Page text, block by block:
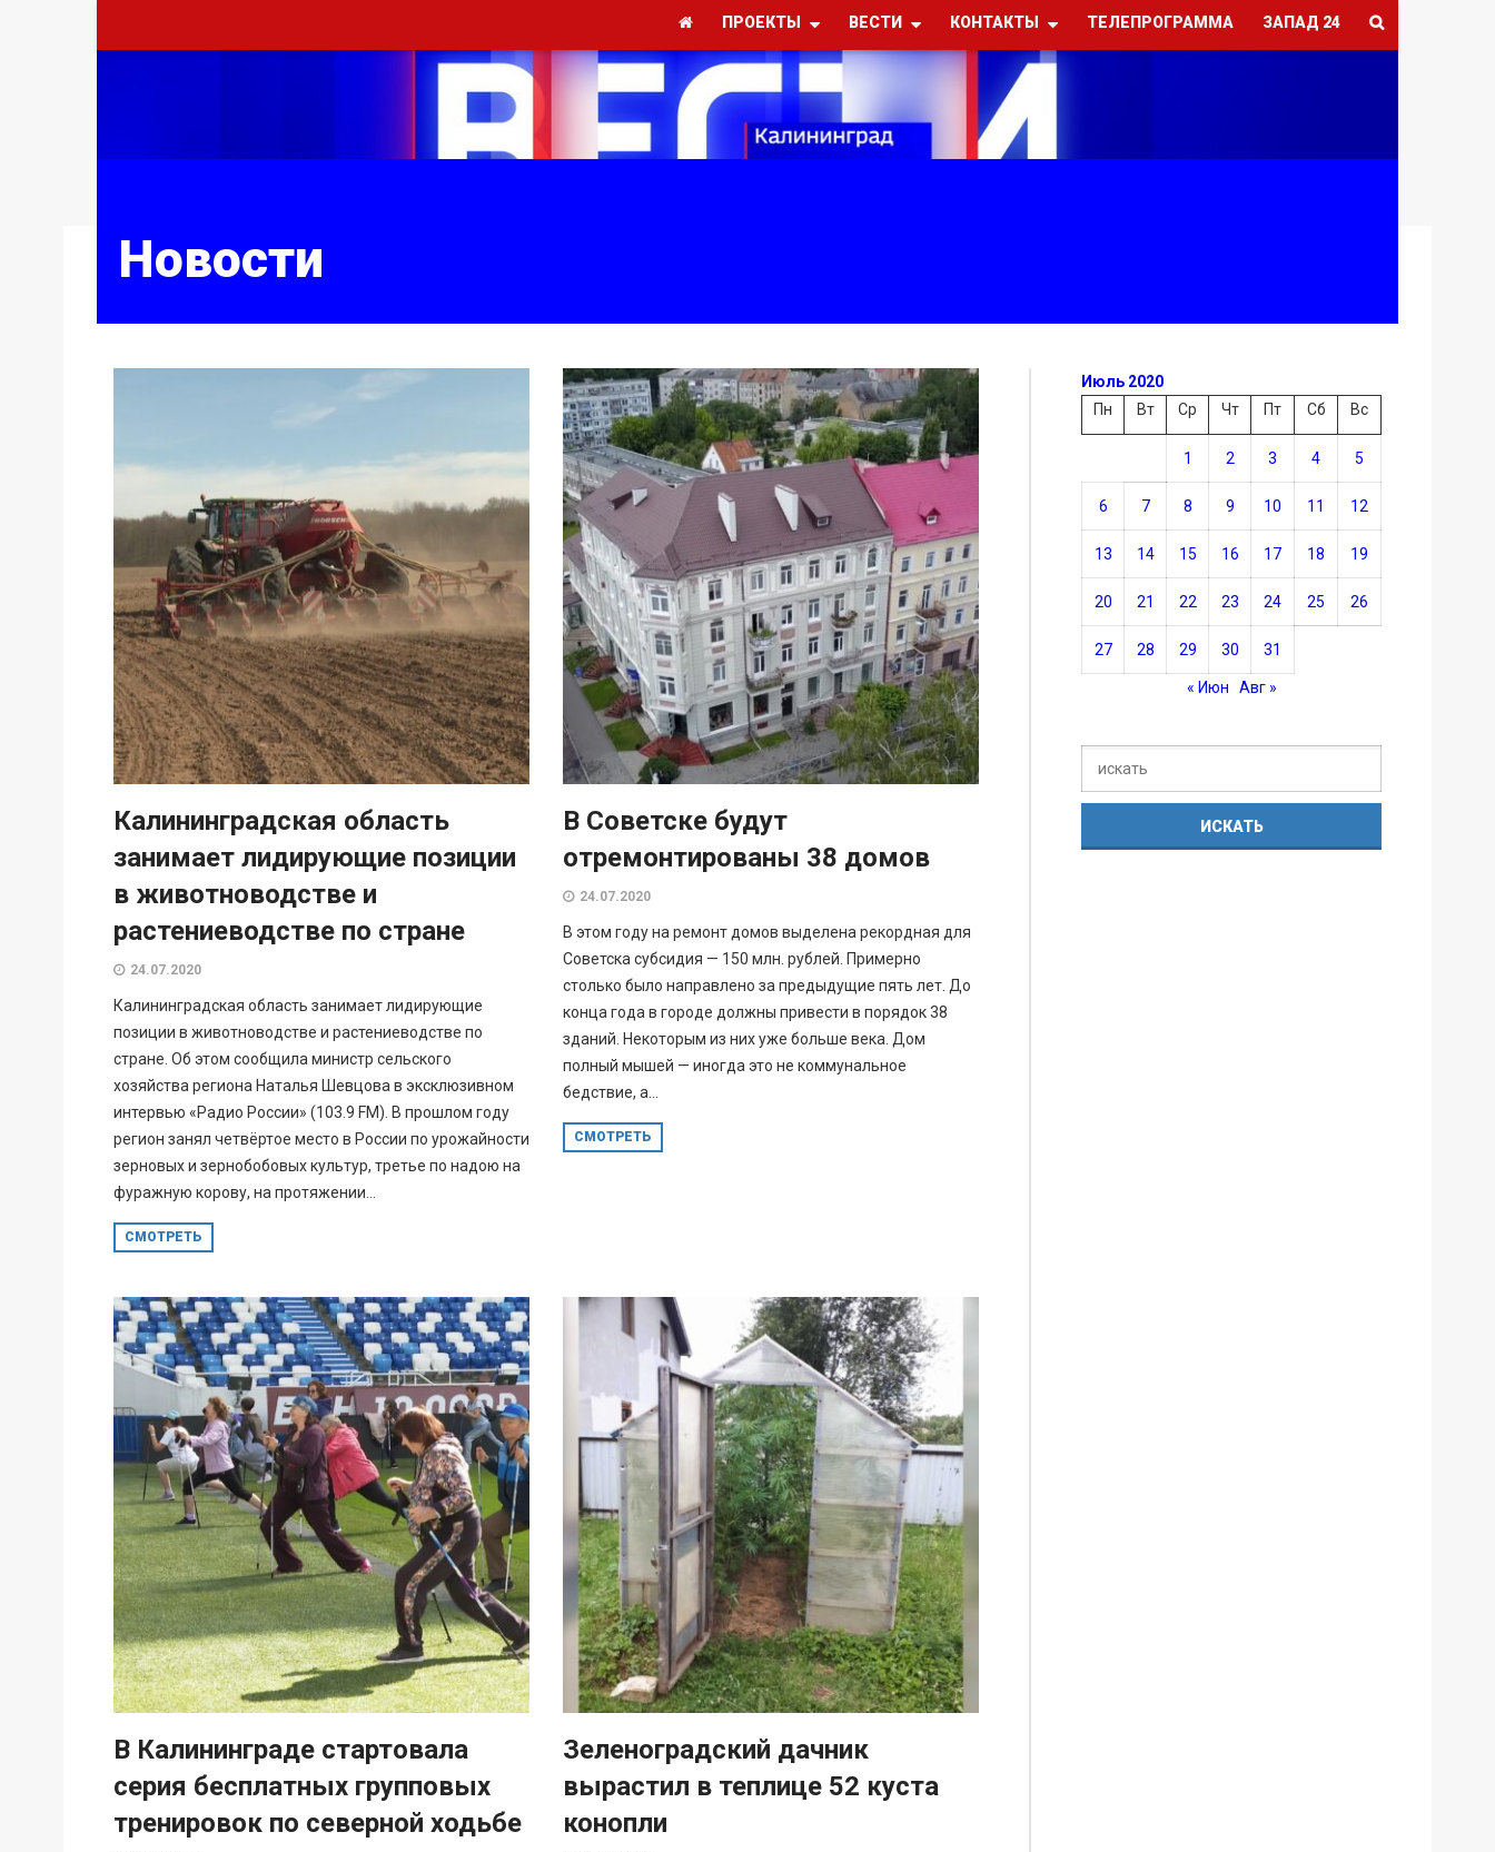
ПРОЕКТЫ ВЕСТИ КОНТАКТЫ ТЕЛЕПРОГРАММА ЗАПАД 24
Новости
Калининградская область
занимает лидирующие позиции
в животноводстве и
растениеводстве по стране
24.07.2020
Калининградская область занимает лидирующие
позиции в животноводстве и растениеводстве по
стране. Об этом сообщила министр сельского
хозяйства региона Наталья Шевцова в эксклюзивном
интервью «Радио России» (103.9 FM). В прошлом году
регион занял четвёртое место в России по урожайности
зерновых и зернобобовых культур, третье по надою на
фуражную корову, на протяжении...
СМОТРЕТЬ
В Советске будут
отремонтированы 38 домов
24.07.2020
В этом году на ремонт домов выделена рекордная для
Советска субсидия — 150 млн. рублей. Примерно
столько было направлено за предыдущие пять лет. До
конца года в городе должны привести в порядок 38
зданий. Некоторым из них уже больше века. Дом
полный мышей — иногда это не коммунальное
бедствие, а...
СМОТРЕТЬ
В Калининграде стартовала
серия бесплатных групповых
тренировок по северной ходьбе
Зеленоградский дачник
вырастил в теплице 52 куста
конопли
Июль 2020
Пн
Вт Ср Чт Пт Сб Вс
1 2 3 4 5
6 7 8 9 10 11 12
13 14 15 16 17 18 19
20 21 22 23 24 25 26
27 28 29 30 31
« Июн Авг »